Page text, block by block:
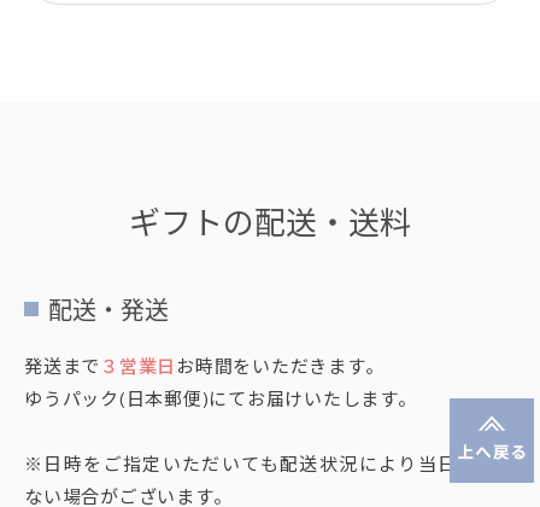
ギフトの配送・送料
配送・発送
発送まで ３営業日 お時間をいただきます。
ゆうパック(日本郵便)にてお届けいたします。
※日時をご指定いただいても配送状況により当日に届か
ない場合がございます。